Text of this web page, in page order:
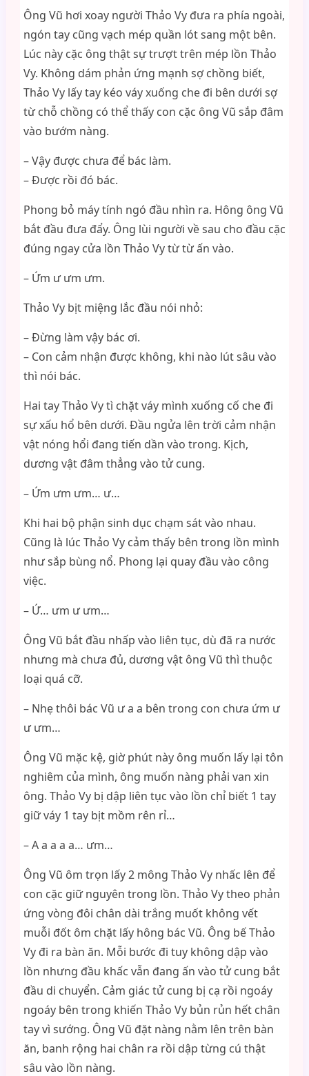
Ông Vũ hơi xoay người Thảo Vy đưa ra phía ngoài,
ngón tay cũng vạch mép quần lót sang một bên.
Lúc này cặc ông thật sự trượt trên mép lồn Thảo
Vy. Không dám phản ứng mạnh sợ chồng biết,
Thảo Vy lấy tay kéo váy xuống che đi bên dưới sợ
từ chỗ chồng có thể thấy con cặc ông Vũ sắp đâm
vào bướm nàng.
– Vậy được chưa để bác làm.
– Được rồi đó bác.
Phong bỏ máy tính ngó đầu nhìn ra. Hông ông Vũ
bắt đầu đưa đẩy. Ông lùi người về sau cho đầu cặc
đúng ngay cửa lồn Thảo Vy từ từ ấn vào.
– Ứm ư ưm ưm.
Thảo Vy bịt miệng lắc đầu nói nhỏ:
– Đừng làm vậy bác ơi.
– Con cảm nhận được không, khi nào lút sâu vào
thì nói bác.
Hai tay Thảo Vy tì chặt váy mình xuống cố che đi
sự xấu hổ bên dưới. Đầu ngửa lên trời cảm nhận
vật nóng hổi đang tiến dần vào trong. Kịch,
dương vật đâm thẳng vào tử cung.
– Ứm ưm ưm… ư…
Khi hai bộ phận sinh dục chạm sát vào nhau.
Cũng là lúc Thảo Vy cảm thấy bên trong lồn mình
như sắp bùng nổ. Phong lại quay đầu vào công
việc.
– Ứ… ưm ư ưm…
Ông Vũ bắt đầu nhấp vào liên tục, dù đã ra nước
nhưng mà chưa đủ, dương vật ông Vũ thì thuộc
loại quá cỡ.
– Nhẹ thôi bác Vũ ư a a bên trong con chưa ứm ư
ư ưm…
Ông Vũ mặc kệ, giờ phút này ông muốn lấy lại tôn
nghiêm của mình, ông muốn nàng phải van xin
ông. Thảo Vy bị dập liên tục vào lồn chỉ biết 1 tay
giữ váy 1 tay bịt mồm rên rỉ…
– A a a a a… ưm…
Ông Vũ ôm trọn lấy 2 mông Thảo Vy nhấc lên để
con cặc giữ nguyên trong lồn. Thảo Vy theo phản
ứng vòng đôi chân dài trắng muốt không vết
muỗi đốt ôm chặt lấy hông bác Vũ. Ông bế Thảo
Vy đi ra bàn ăn. Mỗi bước đi tuy không dập vào
lồn nhưng đầu khấc vẫn đang ấn vào tử cung bắt
đầu di chuyển. Cảm giác tử cung bị cạ rồi ngoáy
ngoáy bên trong khiến Thảo Vy bủn rủn hết chân
tay vì sướng. Ông Vũ đặt nàng nằm lên trên bàn
ăn, banh rộng hai chân ra rồi dập từng cú thật
sâu vào lồn nàng.